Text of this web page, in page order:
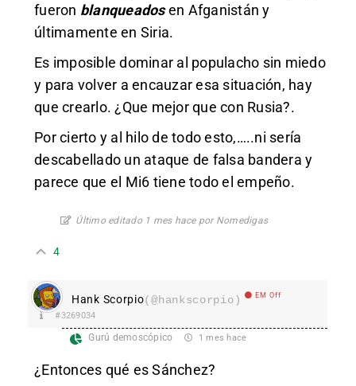
fueron blanqueadosen Afganistán y
últimamente en Siria.
Es imposible dominar al populacho sin miedo
y para volver a encauzar esa situación, hay
que crearlo. ¿Que mejor que con Rusia?.
Por cierto y al hilo de todo esto,…..ni sería
descabellado un ataque de falsa bandera y
parece que el Mi6 tiene todo el empeño.
Último editado 1 mes hace por Nomedigas
4
Hank Scorpio(@hankscorpio) EM Off
#3269034
Gurú demoscópico 1 mes hace
¿Entonces qué es Sánchez?